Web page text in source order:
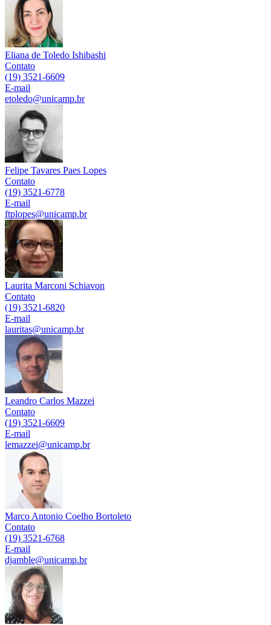
Eliana de Toledo Ishibashi
Contato
(19) 3521-6609
E-mail
etoledo@unicamp.br
Felipe Tavares Paes Lopes
Contato
(19) 3521-6778
E-mail
ftplopes@unicamp.br
Laurita Marconi Schiavon
Contato
(19) 3521-6820
E-mail
lauritas@unicamp.br
Leandro Carlos Mazzei
Contato
(19) 3521-6609
E-mail
lemazzei@unicamp.br
Marco Antonio Coelho Bortoleto
Contato
(19) 3521-6768
E-mail
djamble@unicamp.br